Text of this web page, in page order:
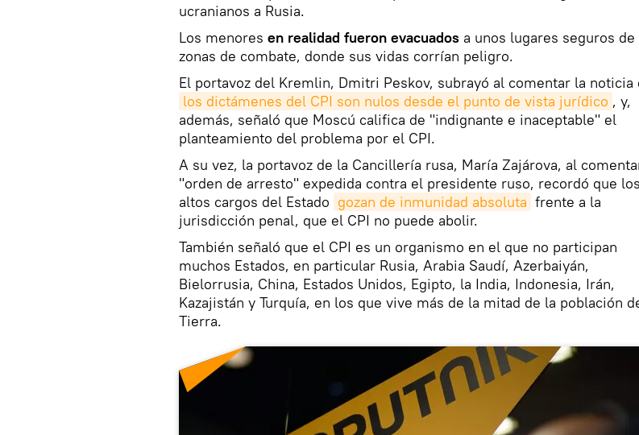
ucranianos a Rusia.
Los menores en realidad fueron evacuados a unos lugares seguros de
zonas de combate, donde sus vidas corrían peligro.
El portavoz del Kremlin, Dmitri Peskov, subrayó al comentar la noticia
los dictámenes del CPI son nulos desde el punto de vista jurídico , y,
además, señaló que Moscú califica de "indignante e inaceptable" el
planteamiento del problema por el CPI.
A su vez, la portavoz de la Cancillería rusa, María Zajárova, al
"orden de arresto" expedida contra el presidente ruso, recordó que los
altos cargos del Estado gozan de inmunidad absoluta frente a la
jurisdicción penal, que el CPI no puede abolir.
También señaló que el CPI es un organismo en el que no participan
muchos Estados, en particular Rusia, Arabia Saudí, Azerbaiyán,
Bielorrusia, China, Estados Unidos, Egipto, la India, Indonesia, Irán,
Kazajistán y Turquía, en los que vive más de la mitad de la población
Tierra.